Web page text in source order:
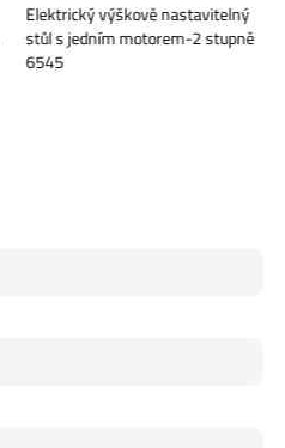
Elektrický výškově nastavitelný
stůl s jedním motorem-2 stupně
6545